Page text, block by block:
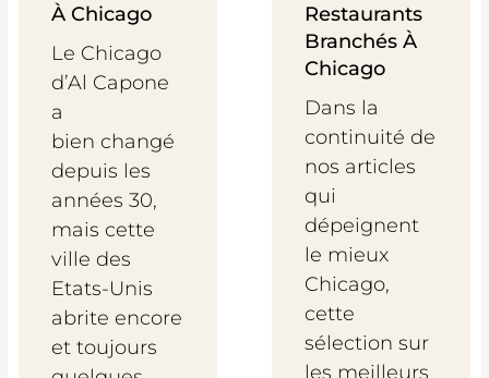
À Chicago
Le Chicago
d’Al Capone
a
bien changé
depuis les
années 30,
mais cette
ville des
Etats-Unis
abrite encore
et toujours
Restaurants
Branchés À
Chicago
Dans la
continuité de
nos articles
qui
dépeignent
le mieux
Chicago,
cette
sélection sur
les meilleurs